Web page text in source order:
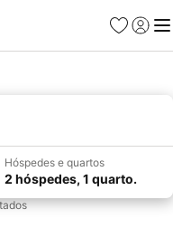
Favoritos
Iniciar
Hóspedes e quartos
2 hóspedes, 1 quarto.